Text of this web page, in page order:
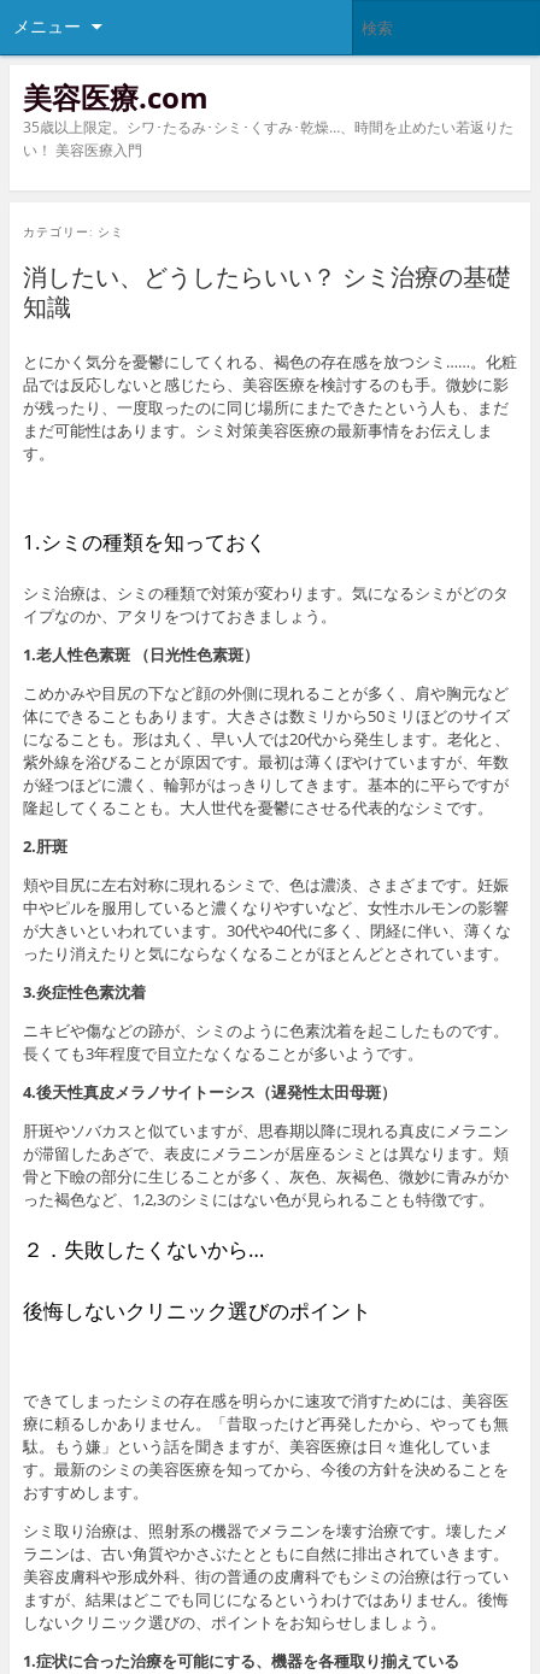
メニュー
美容医療.com
35歳以上限定。シワ･たるみ･シミ･くすみ･乾燥…、時間を止めたい若返りた
い！ 美容医療入門
カテゴリー: シミ
消したい、どうしたらいい？ シミ治療の基礎
知識
とにかく気分を憂鬱にしてくれる、褐色の存在感を放つシミ……。化粧
品では反応しないと感じたら、美容医療を検討するのも手。微妙に影
が残ったり、一度取ったのに同じ場所にまたできたという人も、まだ
まだ可能性はあります。シミ対策美容医療の最新事情をお伝えしま
す。
1.シミの種類を知っておく
シミ治療は、シミの種類で対策が変わります。気になるシミがどのタ
イプなのか、アタリをつけておきましょう。
1.老人性色素斑 （日光性色素斑）
こめかみや目尻の下など顔の外側に現れることが多く、肩や胸元など
体にできることもあります。大きさは数ミリから50ミリほどのサイズ
になることも。形は丸く、早い人では20代から発生します。老化と、
紫外線を浴びることが原因です。最初は薄くぼやけていますが、年数
が経つほどに濃く、輪郭がはっきりしてきます。基本的に平らですが
隆起してくることも。大人世代を憂鬱にさせる代表的なシミです。
2.肝斑
頬や目尻に左右対称に現れるシミで、色は濃淡、さまざまです。妊娠
中やピルを服用していると濃くなりやすいなど、女性ホルモンの影響
が大きいといわれています。30代や40代に多く、閉経に伴い、薄くな
ったり消えたりと気にならなくなることがほとんどとされています。
3.炎症性色素沈着
ニキビや傷などの跡が、シミのように色素沈着を起こしたものです。
長くても3年程度で目立たなくなることが多いようです。
4.後天性真皮メラノサイトーシス（遅発性太田母斑）
肝斑やソバカスと似ていますが、思春期以降に現れる真皮にメラニン
が滞留したあざで、表皮にメラニンが居座るシミとは異なります。頬
骨と下瞼の部分に生じることが多く、灰色、灰褐色、微妙に青みがか
った褐色など、1,2,3のシミにはない色が見られることも特徴です。
２．失敗したくないから…
後悔しないクリニック選びのポイント
できてしまったシミの存在感を明らかに速攻で消すためには、美容医
療に頼るしかありません。「昔取ったけど再発したから、やっても無
駄。もう嫌」という話を聞きますが、美容医療は日々進化していま
す。最新のシミの美容医療を知ってから、今後の方針を決めることを
おすすめします。
シミ取り治療は、照射系の機器でメラニンを壊す治療です。壊したメ
ラニンは、古い角質やかさぶたとともに自然に排出されていきます。
美容皮膚科や形成外科、街の普通の皮膚科でもシミの治療は行ってい
ますが、結果はどこでも同じになるというわけではありません。後悔
しないクリニック選びの、ポイントをお知らせしましょう。
1.症状に合った治療を可能にする、機器を各種取り揃えている